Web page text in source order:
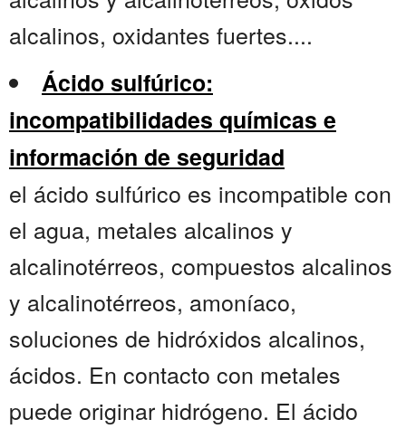
alcalinos, oxidantes fuertes....
Ácido sulfúrico:
incompatibilidades químicas e
información de seguridad
el ácido sulfúrico es incompatible con
el agua, metales alcalinos y
alcalinotérreos, compuestos alcalinos
y alcalinotérreos, amoníaco,
soluciones de hidróxidos alcalinos,
ácidos. En contacto con metales
puede originar hidrógeno. El ácido